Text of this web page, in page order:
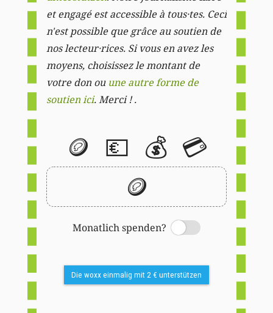
et engagé est accessible à tous·tes. Ceci
n'est possible que grâce au soutien de
nos lecteur·rices. Si vous en avez les
moyens, choisissez le montant de
votre don ou une autre forme de
soutien ici. Merci ! .
🪙 💶 💰 💳
🪙
Monatlich spenden?
Switch
Die woxx einmalig mit 2 € unterstützen